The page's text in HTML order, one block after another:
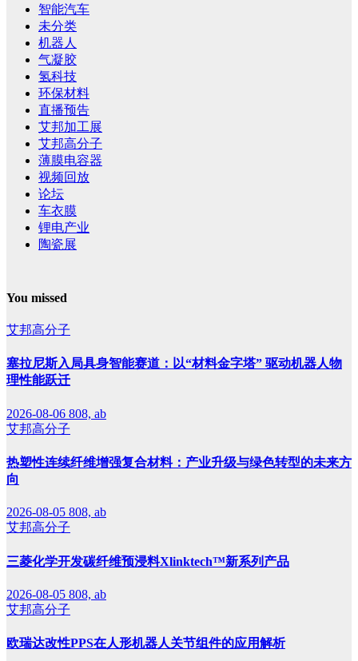
智能汽车
未分类
机器人
气凝胶
氢科技
环保材料
直播预告
艾邦加工展
艾邦高分子
薄膜电容器
视频回放
论坛
车衣膜
锂电产业
陶瓷展
You missed
艾邦高分子
塞拉尼斯入局具身智能赛道：以“材料金字塔” 驱动机器人物
理性能跃迁
2026-08-06 808, ab
艾邦高分子
热塑性连续纤维增强复合材料：产业升级与绿色转型的未来方
向
2026-08-05 808, ab
艾邦高分子
三菱化学开发碳纤维预浸料Xlinktech™新系列产品
2026-08-05 808, ab
艾邦高分子
欧瑞达改性PPS在人形机器人关节组件的应用解析